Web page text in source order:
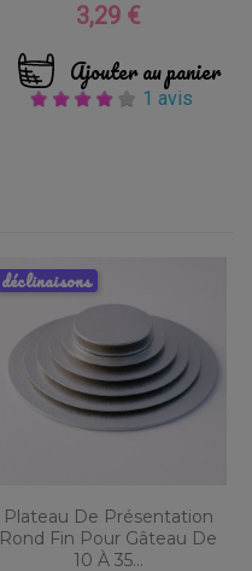
Prix
3,29 €
Ajouter au panier
1 avis
Plateau De Présentation
Rond Fin Pour Gâteau De
10 À 35...
déclinaisons